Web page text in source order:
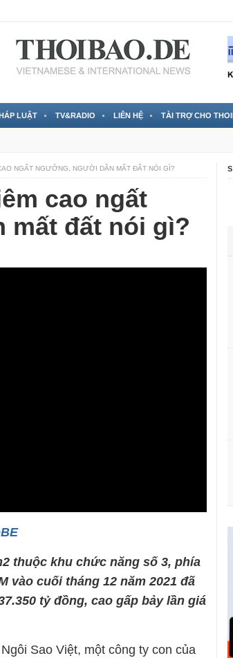
LUẬT TV&RADIO LIÊN HỆ TÀI TRỢ CHO
NGẤT NGƯỞNG, NGƯỜI DÂN MẤT ĐẤT NÓI GÌ?
cao ngất
đất nói gì?
thuộc khu chức năng số 3, phía
vào cuối tháng 12 năm 2021 đã
tỷ đồng, cao gấp bảy lần giá
Sao Việt, một công ty con của